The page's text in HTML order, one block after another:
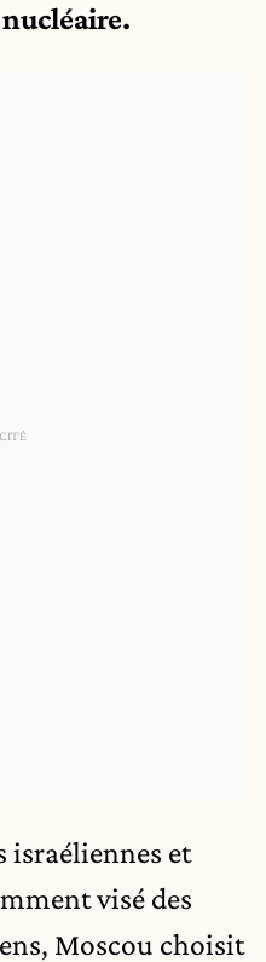
nucléaire.
israéliennes et
visé des
Moscou choisit